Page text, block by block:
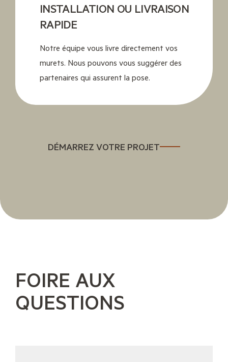
INSTALLATION OU LIVRAISON
RAPIDE
Notre équipe vous livre directement vos
murets. Nous pouvons vous suggérer des
partenaires qui assurent la pose.
DÉMARREZ VOTRE PROJET
FOIRE AUX
QUESTIONS